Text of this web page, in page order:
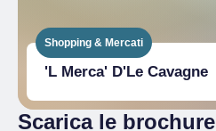
Shopping & Mercati
'L Merca' D'Le Cavagne
Scarica le brochure